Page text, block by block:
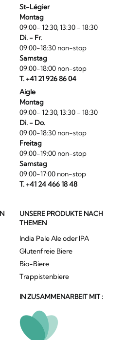
St-Légier
Montag
09:00- 12:30, 13:30 - 18:30
Di. - Fr.
09:00-18:30 non-stop
Samstag
09:00-18:00 non-stop
T. +41 21 926 86 04
Aigle
Montag
09:00- 12:30, 13:30 - 18:30
Di. - Do.
09:00-18:30 non-stop
Freitag
09:00-19:00 non-stop
Samstag
09:00-17:00 non-stop
T. +41 24 466 18 48
UNSERE PRODUKTE NACH
THEMEN
India Pale Ale oder IPA
Glutenfreie Biere
Bio-Biere
Trappistenbiere
IN ZUSAMMENARBEIT MIT :